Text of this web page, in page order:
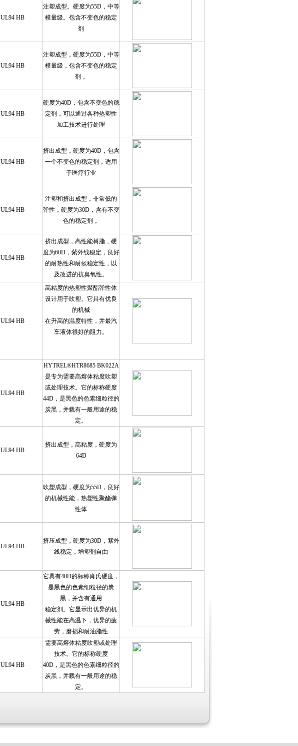
UL94 HB
注塑成型。硬度为55D，中等
模量级。包含不变色的稳定
剂
UL94 HB
注塑成型，硬度为55D，中等
模量级，包含不变色的稳定
剂，
UL94 HB
硬度为40D，包含不变色的稳
定剂，可以通过各种热塑性
加工技术进行处理
UL94 HB
挤出成型，硬度为40D，包含
一个不变色的稳定剂，适用
于医疗行业
UL94 HB
注塑和挤出成型，非常低的
弹性，硬度为30D，含有不变
色的稳定剂，
UL94 HB
挤出成型，高性能树脂，硬
度为60D，紫外线稳定，良好
的耐热性和耐候稳定性，以
及改进的抗臭氧性。
UL94 HB
高粘度的热塑性聚酯弹性体
设计用于吹塑。它具有优良
的机械
在升高的温度特性，并最汽
车液体很好的阻力。
UL94 HB
HYTREL®HTR8685 BK022A
是专为需要高熔体粘度吹塑
或处理技术。它的标称硬度
44D，是黑色的色素细粒径的
炭黑，并载有一般用途的稳
定。
UL94 HB
挤出成型，高粘度，硬度为
64D
吹塑成型，硬度为55D，良好
的机械性能，热塑性聚酯弹
性体
UL94 HB
挤压成型，硬度为30D，紫外
线稳定，增塑剂自由
UL94 HB
它具有40D的标称肖氏硬度，
是黑色的色素细粒径的炭
黑，并含有通用
稳定剂。它显示出优异的机
械性能在高温下，优异的疲
劳，磨损和耐油脂性
UL94 HB
需要高熔体粘度吹塑或处理
技术。它的标称硬度
40D，是黑色的色素细粒径的
炭黑，并载有一般用途的稳
定。